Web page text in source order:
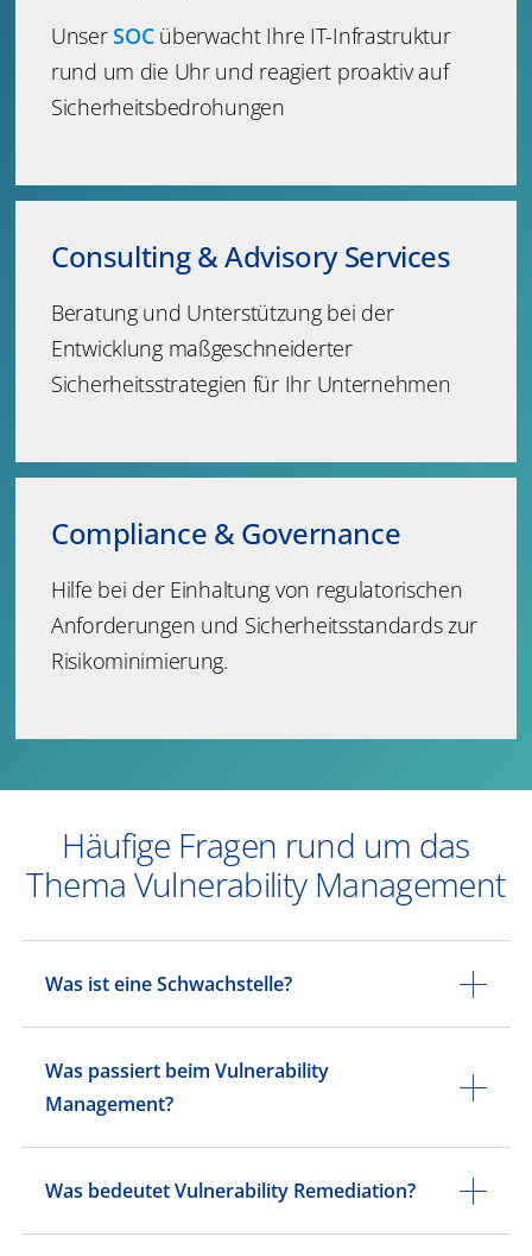
UnserSOC überwacht Ihre IT-Infrastruktur
rund um die Uhr und reagiert proaktiv auf
Sicherheitsbedrohungen
Consulting & Advisory Services
Beratung und Unterstützung bei der
Entwicklung maßgeschneiderter
Sicherheitsstrategien für Ihr Unternehmen
Compliance & Governance
Hilfe bei der Einhaltung von regulatorischen
Anforderungen und Sicherheitsstandards zur
Risikominimierung.
Häufige Fragen rund um das
Thema Vulnerability Management
Was ist eine Schwachstelle?
Was passiert beim Vulnerability
Management?
Was bedeutet Vulnerability Remediation?